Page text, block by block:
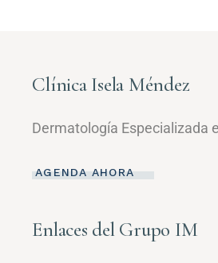
Clínica Isela Méndez
Dermatología Especializada
AGENDA AHORA
Enlaces del Grupo IM